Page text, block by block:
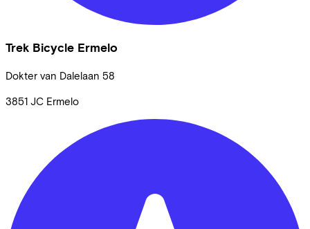
Trek Bicycle Ermelo
Dokter van Dalelaan 58
3851 JC Ermelo